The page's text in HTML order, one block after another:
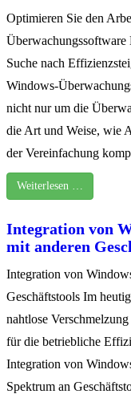
Optimieren Sie den
Überwachungssoftware
Suche nach
Windows-
nicht nur um die
die Art und Weise, wie
der Vereinfachung
Weiterlesen …
Integration von
mit anderen
Integration von
Geschäftstools Im
nahtlose
für die betriebliche
Integration von
Spektrum an